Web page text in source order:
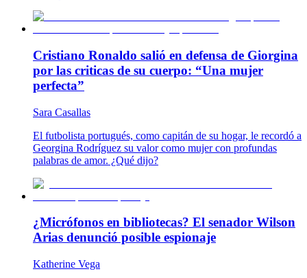
Cristiano Ronaldo salió en defensa de Giorgina
por las criticas de su cuerpo: “Una mujer
perfecta”
Sara Casallas
El futbolista portugués, como capitán de su hogar, le recordó a
Georgina Rodríguez su valor como mujer con profundas
palabras de amor. ¿Qué dijo?
¿Micrófonos en bibliotecas? El senador Wilson
Arias denunció posible espionaje
Katherine Vega